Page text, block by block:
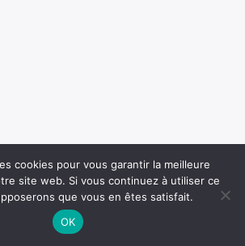
cookies pour vous garantir la meilleure
site web. Si vous continuez à utiliser ce
que vous en êtes satisfait.
OK